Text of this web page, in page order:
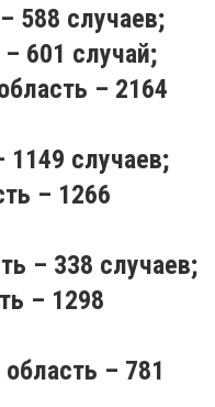
588 случаев;
601 случай;
– 2164
1149 случаев;
– 1266
– 338 случаев;
– 1298
– 781